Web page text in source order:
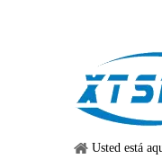
Usted está